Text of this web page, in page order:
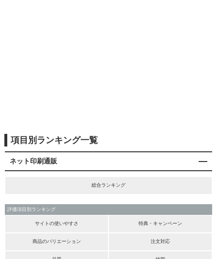
項目別ランキング一覧
ネット印刷通販
総合ランキング
評価項目別ランキング
サイトの使いやすさ 特典・キャンペーン
商品のバリエーション 注文対応